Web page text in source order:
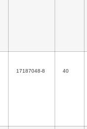
17187048-8 40